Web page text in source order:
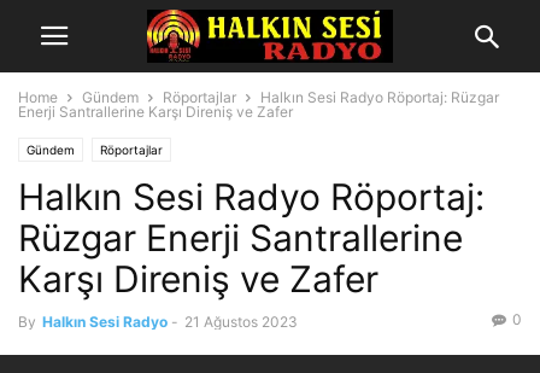
Home Gündem Röportajlar
Halkın Sesi Radyo Röportaj: Rüzgar
Enerji Santrallerine Karşı Direniş ve Zafer
Gündem Röportajlar
Halkın Sesi Radyo Röportaj:
Rüzgar Enerji Santrallerine
Karşı Direniş ve Zafer
By Halkın Sesi Radyo - 21 Ağustos 2023 0